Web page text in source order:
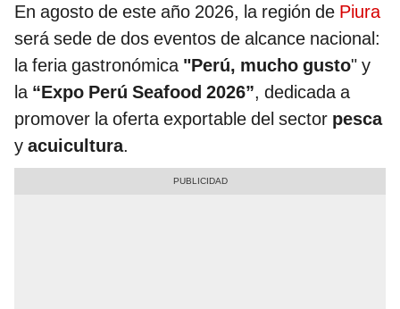
En agosto de este año 2026, la región de Piura
será sede de dos eventos de alcance nacional:
la feria gastronómica "Perú, mucho gusto" y
la“Expo Perú Seafood 2026”, dedicada a
promover la oferta exportable del sector pesca
y acuicultura.